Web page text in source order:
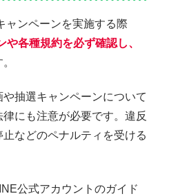
ャンペーンを実施する際
や各種規約を必ず確認し、
抽選キャンペーンについて
にも注意が必要です。違反
などのペナルティを受ける
公式アカウントのガイド